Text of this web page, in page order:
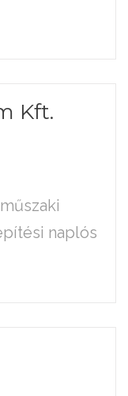
Kft.
naplós